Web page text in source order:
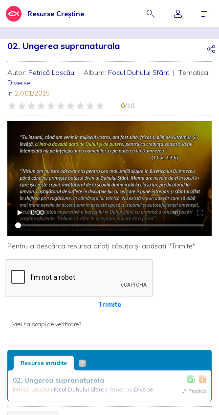
Resurse Creștine
02. Ungerea supranaturala
Autor: Petrică Lascău | Album: Focul Duhului Sfânt | Tematica:
Diverse
in 27/01/2015
0/10
Pentru a descărca resursa bifați căsuța și apăsați "Trimite"
Trimite
Vrei sa scapi de verificare?
Resurse inrudite
02. Ungerea supranaturala
Petrică Lascău | Focul Duhului Sfânt | Tematica: Diverse Predică